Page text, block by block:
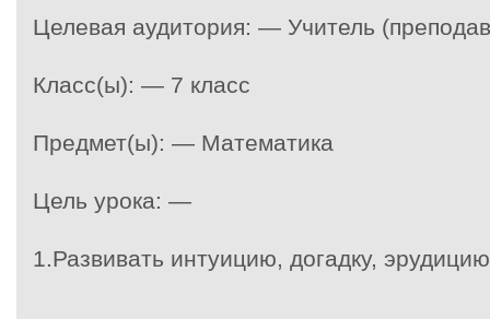
Целевая аудитория: — Учитель
Класс(ы): — 7 класс
Предмет(ы): — Математика
Цель урока: —
1.Развивать интуицию, догадку,